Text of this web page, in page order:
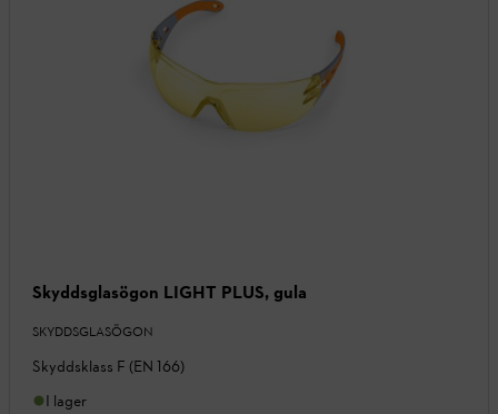
Skyddsglasögon LIGHT PLUS, gula
SKYDDSGLASÖGON
Skyddsklass F (EN 166)
I lager